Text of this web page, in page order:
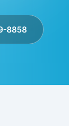
8858